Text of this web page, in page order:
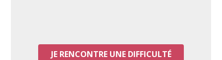
JE RENCONTRE UNE DIFFICULTÉ